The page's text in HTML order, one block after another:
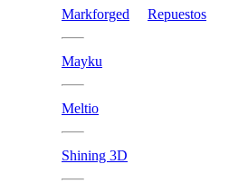
Markforged
Mayku
Meltio
Shining 3D
Repuestos